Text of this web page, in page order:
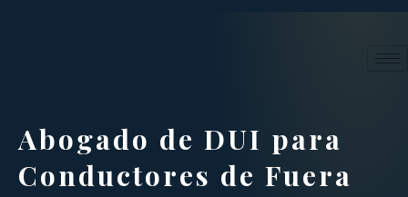
Abogado de DUI para
Conductores de Fuera